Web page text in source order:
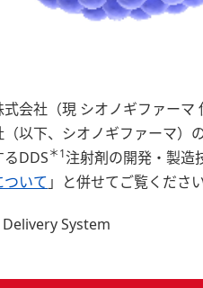
会社（現 シオノギファーマ
以下、シオノギファーマ）
DDS＊1注射剤の開発・製造
いて 」と併せてご覧ください
System